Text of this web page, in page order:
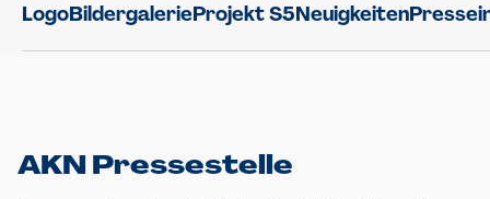
LogoBildergalerieProjekt S5Neuigkeiten
AKN Pressestelle